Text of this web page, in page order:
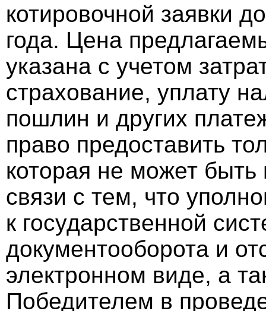
котировочной заявки
года. Цена
указана с учетом
страхование, уплату
пошлин и других
право предоставить
которая не может
связи с тем, что
к государственной
документооборота и
электронном виде, а
Победителем в